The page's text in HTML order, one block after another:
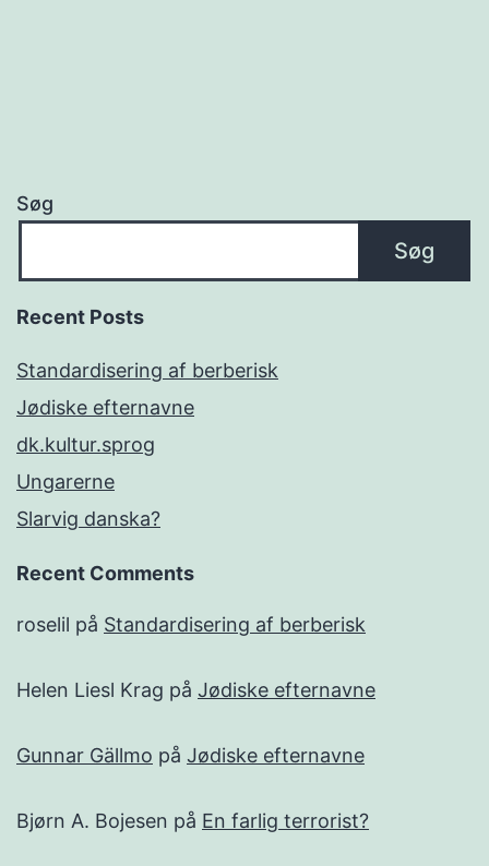
Søg
Søg
Recent Posts
Standardisering af berberisk
Jødiske efternavne
dk.kultur.sprog
Ungarerne
Slarvig danska?
Recent Comments
roselil på Standardisering af berberisk
Helen Liesl Krag på Jødiske efternavne
Gunnar Gällmo på Jødiske efternavne
Bjørn A. Bojesen på En farlig terrorist?